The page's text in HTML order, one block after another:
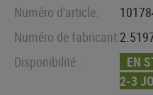
Numéro d'article:
Numéro de fabricant:
Disponibilité :
EN
2-3